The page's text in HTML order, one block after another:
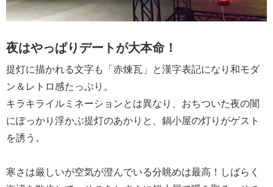
夜はやっぱりデートが大本命！
提灯に描かれる文字も「赤煉瓦」と漢字表記になり和モダ
ン＆レトロ感たっぷり。
キラキライルミネーションとは異なり、おちついた夜の闇
にぽっかり浮かぶ提灯のあかりと、鍋小屋の灯りがゲスト
を誘う。
寒さは厳しいが空気が澄んでいる分眺めは最高！しばらく